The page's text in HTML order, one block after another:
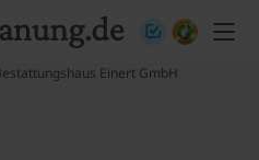
Einert GmbH